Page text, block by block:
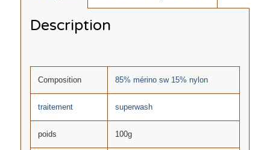
Description
Composition 85% mérino sw 15% nylon
traitement superwash
poids 100g